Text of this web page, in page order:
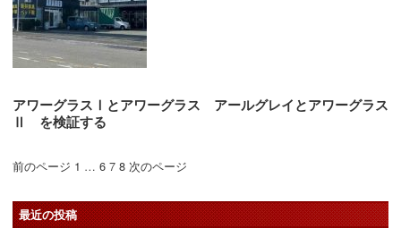
アワーグラスⅠとアワーグラス アールグレイとアワーグラス
Ⅱ を検証する
前のページ 1 … 6 7 8 次のページ
最近の投稿